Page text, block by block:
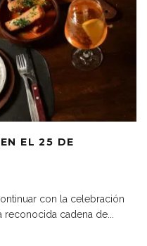
EL 25 DE
con la celebración
reconocida cadena de...